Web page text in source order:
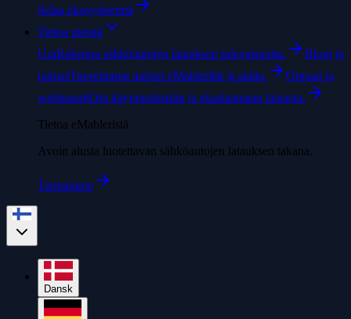
Selaa ekosysteemiä
Tietoa meistä
UraRakenna sähköautojen latauksen tulevaisuutta.
Blogi ja
uutisetTuoreimmat uutiset eMableriltä ja alalta.
Oppaat ja
webinaaritOpi käynnistämään ja skaalaamaan latausta.
Tietoa eMableristä
Avoin alusta luotettavan sähköautojen latauksen takana.
Tarinamme
Dansk